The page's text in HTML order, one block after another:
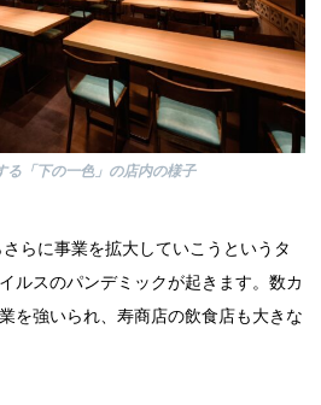
る「下の一色」の店内の様子
らに事業を拡大していこうというタ
ルスのパンデミックが起きます。数カ
を強いられ、寿商店の飲食店も大きな